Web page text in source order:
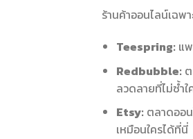
ร้านค้าออนไลน์เฉพ
Teespring: แ
Redbubble:
ลวดลายที่ไม่ซ้ำ
Etsy: ตลาดออ
เหมือนใครได้ที่นี่